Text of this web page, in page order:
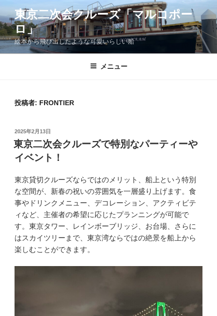
ン
テ
ン
ツ
東京二次会クルーズ「マルコポー
ロ」
絵本から飛び出したような可愛いらしい船
メニュー
投稿者: FRONTIER
投
稿
日:
2025年2月13日
東京二次会クルーズで特別なパーティーや
イベント！
東京貸切クルーズならではのメリット、船上という特別
な空間が、新春の祝いの雰囲気を一層盛り上げます。食
事やドリンクメニュー、デコレーション、アクティビテ
ィなど、主催者の希望に応じたプランニングが可能で
す。東京タワー、レインボーブリッジ、お台場、さらに
はスカイツリーまで、東京湾ならではの絶景を船上から
楽しむことができます。